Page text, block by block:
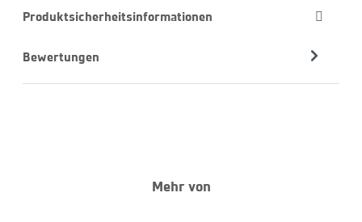
Produktsicherheitsinformationen
Bewertungen
Mehr von